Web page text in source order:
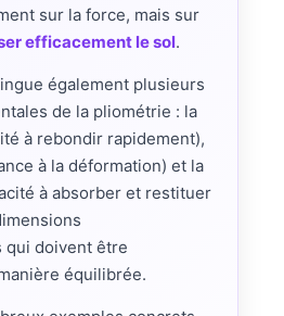
sur la force, mais sur
efficacement le sol.
également plusieurs
de la pliométrie : la
à rebondir rapidement),
à la déformation) et la
à absorber et restituer
qui doivent être
équilibrée.